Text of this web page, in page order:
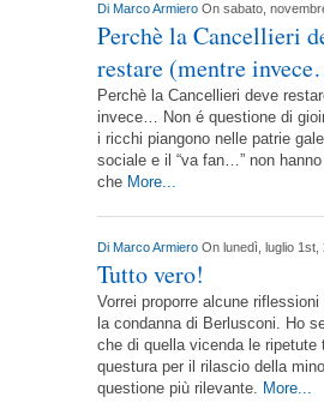
Di Marco Armiero On sabato,
Perchè la Cancellieri
restare (mentre
Perchè la Cancellieri deve
invece… Non é questione di
i ricchi piangono nelle patrie
sociale e il “va fan…” non
che More...
Di Marco Armiero On lunedì, luglio 1st,
Tutto vero!
Vorrei proporre alcune
la condanna di Berlusconi. Ho
che di quella vicenda le ripetute
questura per il rilascio della
questione più rilevante. More...